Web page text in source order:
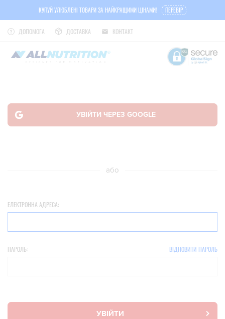
КУПУЙ УЛЮБЛЕНІ ТОВАРИ ЗА НАЙКРАЩИМИ ЦІНАМИ! ПЕРЕВІР
ДОПОМОГА ДОСТАВКА КОНТАКТ
або
ЕЛЕКТРОННА АДРЕСА:
ПАРОЛЬ: ВІДНОВИТИ ПАРОЛЬ
УВІЙТИ